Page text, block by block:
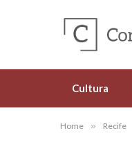
Cultura
Home » Recife